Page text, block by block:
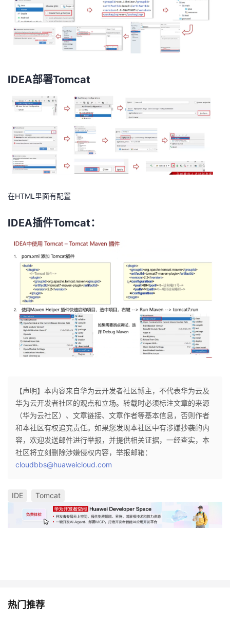
IDEA部署Tomcat
在HTML里面有配置
IDEA插件Tomcat：
【声明】本内容来自华为云开发者社区博主，不代表华为云及
华为云开发者社区的观点和立场。转载时必须标注文章的来源
（华为云社区）、文章链接、文章作者等基本信息，否则作者
和本社区有权追究责任。如果您发现本社区中有涉嫌抄袭的内
容，欢迎发送邮件进行举报，并提供相关证据，一经查实，本
社区将立刻删除涉嫌侵权内容，举报邮箱：
cloudbbs@huaweicloud.com
IDE Tomcat
热门推荐